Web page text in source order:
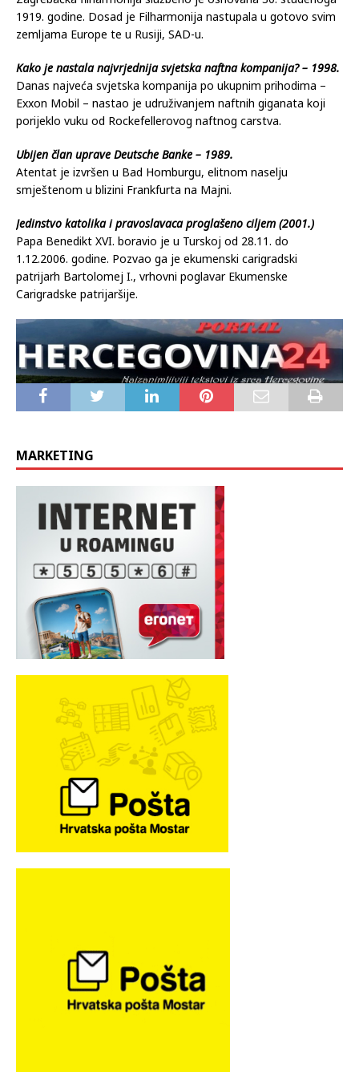
1919. godine. Dosad je Filharmonija nastupala u gotovo svim
zemljama Europe te u Rusiji, SAD-u.
Kako je nastala najvrjednija svjetska naftna kompanija? – 1998.
Danas najveća svjetska kompanija po ukupnim prihodima –
Exxon Mobil – nastao je udruživanjem naftnih giganata koji
porijeklo vuku od Rockefellerovog naftnog carstva.
Ubijen član uprave Deutsche Banke – 1989.
Atentat je izvršen u Bad Homburgu, elitnom naselju
smještenom u blizini Frankfurta na Majni.
Jedinstvo katolika i pravoslavaca proglašeno ciljem (2001.)
Papa Benedikt XVI. boravio je u Turskoj od 28.11. do
1.12.2006. godine. Pozvao ga je ekumenski carigradski
patrijarh Bartolomej I., vrhovni poglavar Ekumenske
Carigradske patrijaršije.
MARKETING